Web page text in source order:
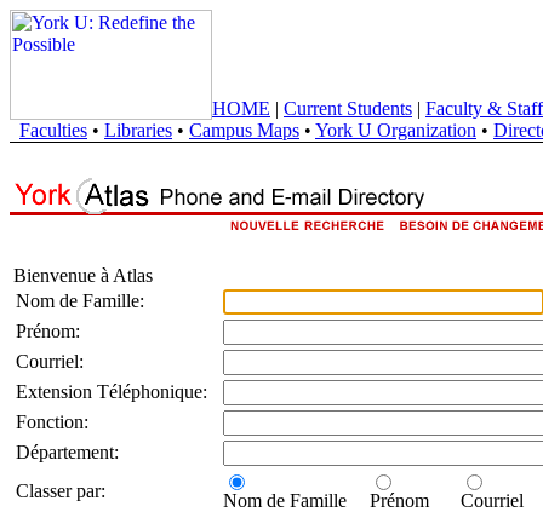
HOME | Current Students | Faculty & Staff
Faculties • Libraries • Campus Maps • York U Organization •
Bienvenue à Atlas
Nom de Famille:
Prénom:
Courriel:
Extension Téléphonique:
Fonction:
Département:
Classer par:
Nom de Famille Prénom Courriel